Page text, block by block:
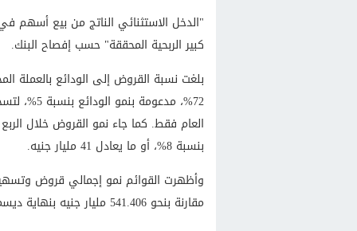
"الدخل الاستثنائي الناتج من بيع أسهم
كبير الربحية المحققة" حسب إفصاح البنك.
بلغت نسبة القروض إلى الودائع بالعملة
العام فقط. كما جاء نمو القروض خلال
بنسبة 8%، أو ما يعادل 41 مليار جنيه.
مقارنة بنحو 541.406 مليار جنيه بنهاية ديسمبر 2025.